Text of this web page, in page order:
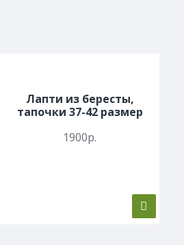
Лапти из бересты,
тапочки 37-42 размер
1900р.